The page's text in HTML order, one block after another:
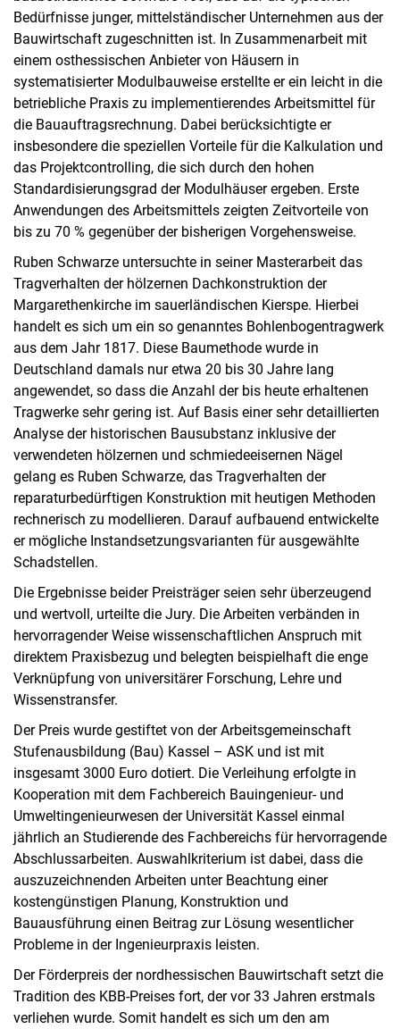
Bedürfnisse junger, mittelständischer Unternehmen aus der
Bauwirtschaft zugeschnitten ist. In Zusammenarbeit mit
einem osthessischen Anbieter von Häusern in
systematisierter Modulbauweise erstellte er ein leicht in die
betriebliche Praxis zu implementierendes Arbeitsmittel für
die Bauauftragsrechnung. Dabei berücksichtigte er
insbesondere die speziellen Vorteile für die Kalkulation und
das Projektcontrolling, die sich durch den hohen
Standardisierungsgrad der Modulhäuser ergeben. Erste
Anwendungen des Arbeitsmittels zeigten Zeitvorteile von
bis zu 70 % gegenüber der bisherigen Vorgehensweise.
Ruben Schwarze untersuchte in seiner Masterarbeit das
Tragverhalten der hölzernen Dachkonstruktion der
Margarethenkirche im sauerländischen Kierspe. Hierbei
handelt es sich um ein so genanntes Bohlenbogentragwerk
aus dem Jahr 1817. Diese Baumethode wurde in
Deutschland damals nur etwa 20 bis 30 Jahre lang
angewendet, so dass die Anzahl der bis heute erhaltenen
Tragwerke sehr gering ist. Auf Basis einer sehr detaillierten
Analyse der historischen Bausubstanz inklusive der
verwendeten hölzernen und schmiedeeisernen Nägel
gelang es Ruben Schwarze, das Tragverhalten der
reparaturbedürftigen Konstruktion mit heutigen Methoden
rechnerisch zu modellieren. Darauf aufbauend entwickelte
er mögliche Instandsetzungsvarianten für ausgewählte
Schadstellen.
Die Ergebnisse beider Preisträger seien sehr überzeugend
und wertvoll, urteilte die Jury. Die Arbeiten verbänden in
hervorragender Weise wissenschaftlichen Anspruch mit
direktem Praxisbezug und belegten beispielhaft die enge
Verknüpfung von universitärer Forschung, Lehre und
Wissenstransfer.
Der Preis wurde gestiftet von der Arbeitsgemeinschaft
Stufenausbildung (Bau) Kassel – ASK und ist mit
insgesamt 3000 Euro dotiert. Die Verleihung erfolgte in
Kooperation mit dem Fachbereich Bauingenieur- und
Umweltingenieurwesen der Universität Kassel einmal
jährlich an Studierende des Fachbereichs für hervorragende
Abschlussarbeiten. Auswahlkriterium ist dabei, dass die
auszuzeichnenden Arbeiten unter Beachtung einer
kostengünstigen Planung, Konstruktion und
Bauausführung einen Beitrag zur Lösung wesentlicher
Probleme in der Ingenieurpraxis leisten.
Der Förderpreis der nordhessischen Bauwirtschaft setzt die
Tradition des KBB-Preises fort, der vor 33 Jahren erstmals
verliehen wurde. Somit handelt es sich um den am